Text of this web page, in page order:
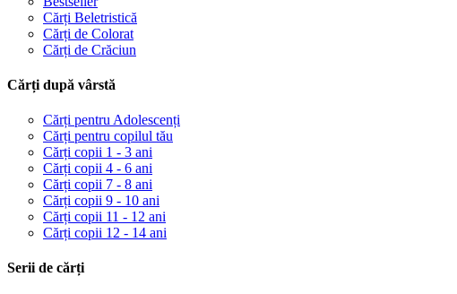
Cărți Beletristică
Cărți de Colorat
Cărți de Crăciun
Cărți după vârstă
Cărți pentru Adolescenți
Cărți pentru copilul tău
Cărți copii 1 - 3 ani
Cărți copii 4 - 6 ani
Cărți copii 7 - 8 ani
Cărți copii 9 - 10 ani
Cărți copii 11 - 12 ani
Cărți copii 12 - 14 ani
Serii de cărți